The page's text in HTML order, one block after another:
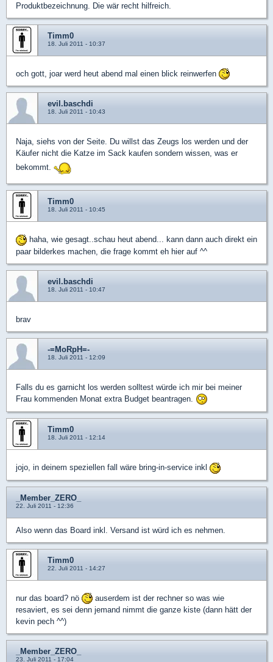
Produktbezeichnung. Die wär recht hilfreich.
Timm0
18. Juli 2011 - 10:37
och gott, joar werd heut abend mal einen blick reinwerfen
evil.baschdi
18. Juli 2011 - 10:43
Naja, siehs von der Seite. Du willst das Zeugs los werden und der
Käufer nicht die Katze im Sack kaufen sondern wissen, was er
bekommt.
Timm0
18. Juli 2011 - 10:45
haha, wie gesagt..schau heut abend... kann dann auch direkt ein
paar bilderkes machen, die frage kommt eh hier auf ^^
evil.baschdi
18. Juli 2011 - 10:47
brav
-=MoRpH=-
18. Juli 2011 - 12:09
Falls du es garnicht los werden solltest würde ich mir bei meiner
Frau kommenden Monat extra Budget beantragen.
Timm0
18. Juli 2011 - 12:14
jojo, in deinem speziellen fall wäre bring-in-service inkl
_Member_ZERO_
22. Juli 2011 - 12:36
Also wenn das Board inkl. Versand ist würd ich es nehmen.
Timm0
22. Juli 2011 - 14:27
nur das board? nö
auserdem ist der rechner so was wie
resaviert, es sei denn jemand nimmt die ganze kiste (dann hätt der
kevin pech ^^)
_Member_ZERO_
23. Juli 2011 - 17:04